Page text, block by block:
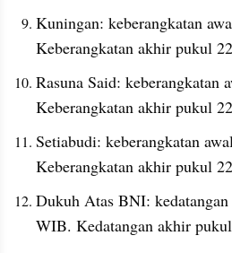
Kuningan: keberangkatan
Keberangkatan akhir pukul
Rasuna Said: keberangkatan
Keberangkatan akhir pukul
Setiabudi: keberangkatan
Keberangkatan akhir pukul
Dukuh Atas BNI:
WIB. Kedatangan akhir